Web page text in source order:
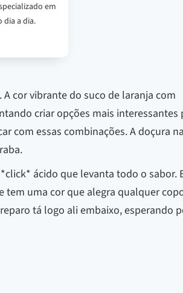
em
dia a dia.
cor vibrante do suco de laranja com
criar opções mais interessantes
com essas combinações. A doçura
ácido que levanta todo o sabor.
tem uma cor que alegra qualquer
tá logo ali embaixo, esperando